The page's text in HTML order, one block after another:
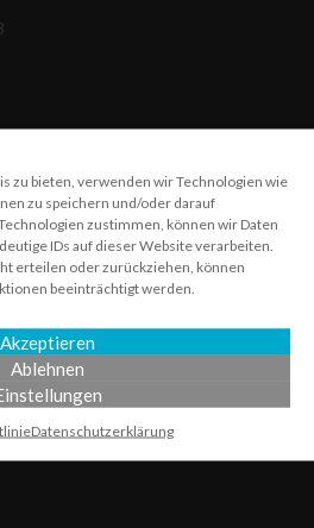
zu bieten, verwenden wir Technologien wie
zu speichern und/oder darauf
zustimmen, können wir Daten
IDs auf dieser Website verarbeiten.
erteilen oder zurückziehen, können
beeinträchtigt werden.
Akzeptieren
Ablehnen
Datenschutz­erklärung